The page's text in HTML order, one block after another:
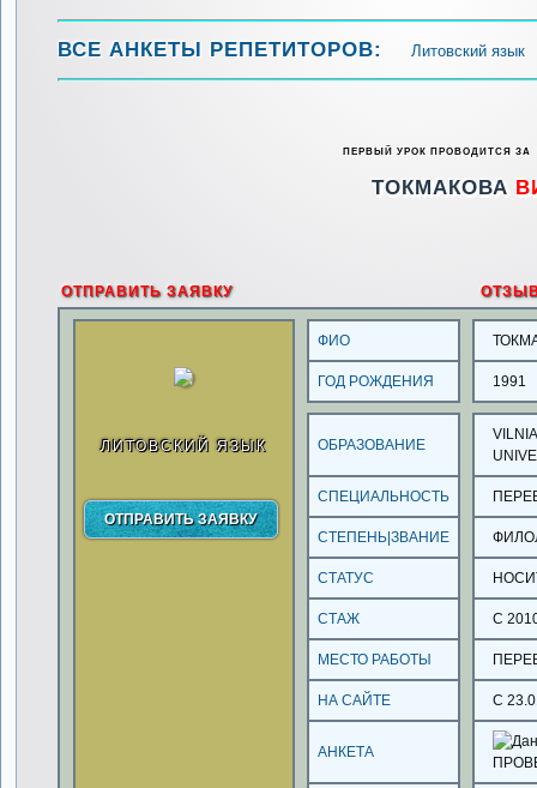
ВСЕ АНКЕТЫ РЕПЕТИТОРОВ: Литовский язык
ПЕРВЫЙ УРОК ПРОВОДИТСЯ ЗА
ТОКМАКОВА
ОТПРАВИТЬ ЗАЯВКУ
ЛИТОВСКИЙ ЯЗЫК
ФИО
ГОД РОЖДЕНИЯ 1991
ОБРАЗОВАНИЕ
СПЕЦИАЛЬНОСТЬ
СТЕПЕНЬ|ЗВАНИЕ
СТАТУС
СТАЖ С
МЕСТО РАБОТЫ
НА САЙТЕ С
АНКЕТА